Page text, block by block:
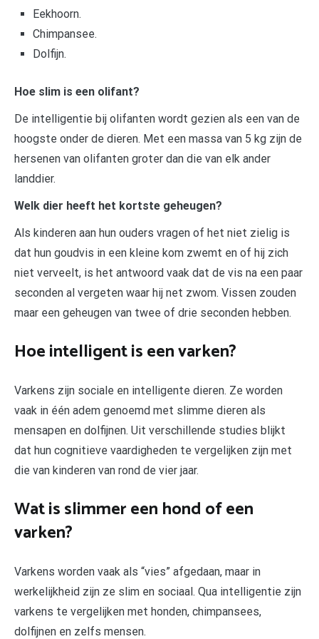
Eekhoorn.
Chimpansee.
Dolfijn.
Hoe slim is een olifant?
De intelligentie bij olifanten wordt gezien als een van de
hoogste onder de dieren. Met een massa van 5 kg zijn de
hersenen van olifanten groter dan die van elk ander
landdier.
Welk dier heeft het kortste geheugen?
Als kinderen aan hun ouders vragen of het niet zielig is
dat hun goudvis in een kleine kom zwemt en of hij zich
niet verveelt, is het antwoord vaak dat de vis na een paar
seconden al vergeten waar hij net zwom. Vissen zouden
maar een geheugen van twee of drie seconden hebben.
Hoe intelligent is een varken?
Varkens zijn sociale en intelligente dieren. Ze worden
vaak in één adem genoemd met slimme dieren als
mensapen en dolfijnen. Uit verschillende studies blijkt
dat hun cognitieve vaardigheden te vergelijken zijn met
die van kinderen van rond de vier jaar.
Wat is slimmer een hond of een
varken?
Varkens worden vaak als “vies” afgedaan, maar in
werkelijkheid zijn ze slim en sociaal. Qua intelligentie zijn
varkens te vergelijken met honden, chimpansees,
dolfijnen en zelfs mensen.